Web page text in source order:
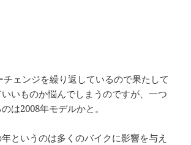
チェンジを繰り返しているので果たして
いものか悩んでしまうのですが、一つ
は2008年モデルかと。
というのは多くのバイクに影響を与え